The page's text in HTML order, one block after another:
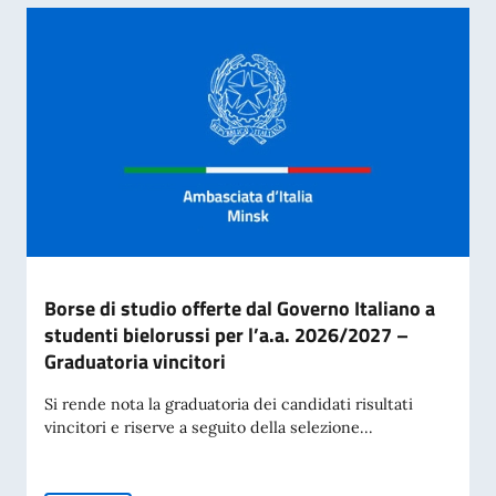
Borse di studio offerte dal Governo Italiano a
studenti bielorussi per l’a.a. 2026/2027 –
Graduatoria vincitori
Si rende nota la graduatoria dei candidati risultati
vincitori e riserve a seguito della selezione...